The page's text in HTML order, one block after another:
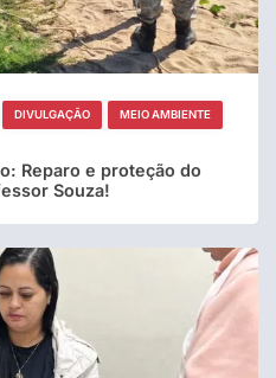
DIVULGAÇÃO MEIO AMBIENTE
Reparo e proteção do
Souza!